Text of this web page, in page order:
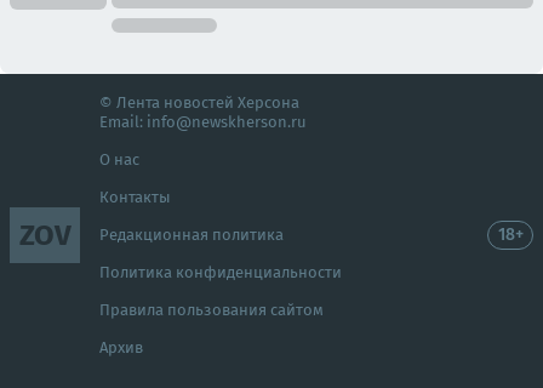
ZOV
© Лента новостей Херсона
Email: info@newskherson.ru
О нас
Контакты
Редакционная политика
Политика конфиденциальности
Правила пользования сайтом
Архив
18+